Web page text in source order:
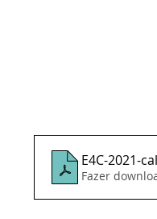
E4C-2021-
Fazer